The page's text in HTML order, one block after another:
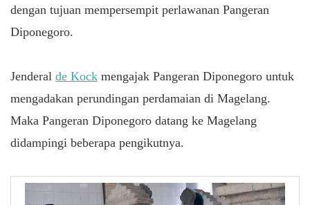
dengan tujuan mempersempit perlawanan Pangeran
Diponegoro.
Jenderal de Kock mengajak Pangeran Diponegoro untuk
mengadakan perundingan perdamaian di Magelang.
Maka Pangeran Diponegoro datang ke Magelang
didampingi beberapa pengikutnya.